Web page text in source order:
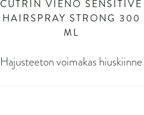
CUTRIN VIENO SENSITIVE
HAIRSPRAY STRONG 300
ML
Hajusteeton voimakas hiuskiinne